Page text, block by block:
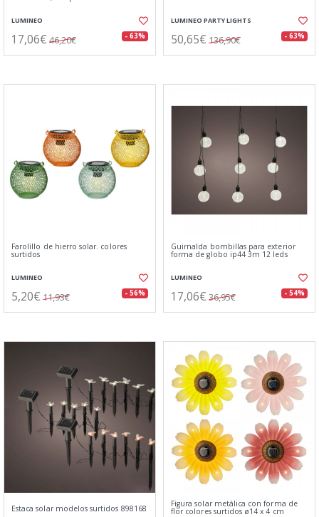
LUMINEO
17,06€ 46,20€ - 63%
LUMINEO PARTY LIGHTS
50,65€ 136,90€ - 63%
Farolillo de hierro solar. colores
surtidos
LUMINEO
5,20€ 11,93€ - 56%
Guirnalda bombillas para exterior
forma de globo ip44 3m 12 leds
LUMINEO
17,06€ 36,95€ - 54%
Estaca solar modelos surtidos 898168 Figura solar metálica con forma de
flor colores surtidos ø14 x 4 cm